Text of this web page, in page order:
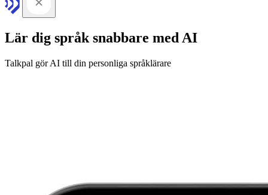
Lär dig språk snabbare med AI
Talkpal gör AI till din personliga språklärare